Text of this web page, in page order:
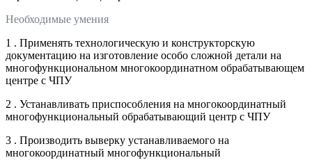
Необходимые умения
1 . Применять технологическую и конструкторскую
документацию на изготовление особо сложной детали на
многофункциональном многокоординатном обрабатывающем
центре с ЧПУ
2 . Устанавливать приспособления на многокоординатный
многофункциональный обрабатывающий центр с ЧПУ
3 . Производить выверку устанавливаемого на
многокоординатный многофункциональный